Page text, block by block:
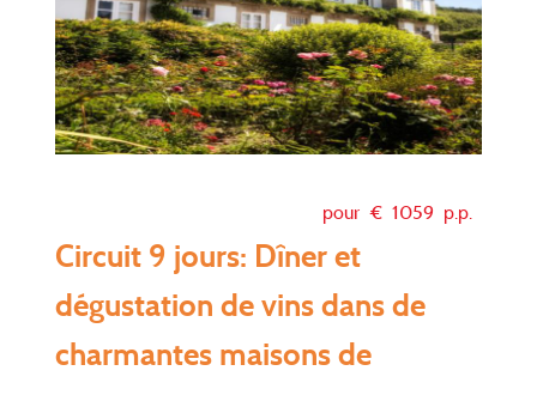
pour € 1059 p.p.
Circuit 9 jours: Dîner et
dégustation de vins dans de
charmantes maisons de